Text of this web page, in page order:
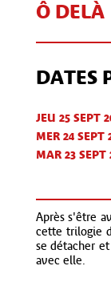
Ô DELÀ
DATES
JEU 25 SEPT
MER 24 SEPT
MAR 23 SEPT
Après s'être
cette trilogie
se détacher
avec elle.